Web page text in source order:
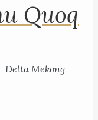
Quoq